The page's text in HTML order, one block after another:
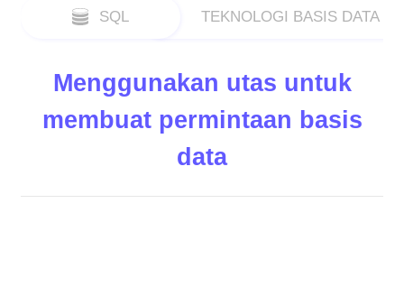
SQL TEKNOLOGI BASIS DATA
Menggunakan utas untuk
membuat permintaan basis
data